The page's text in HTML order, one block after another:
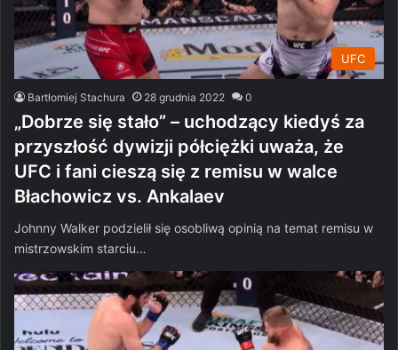
UFC
Bartłomiej Stachura 28 grudnia 2022 0
„Dobrze się stało” – uchodzący kiedyś za
przyszłość dywizji półciężki uważa, że
UFC i fani cieszą się z remisu w walce
Błachowicz vs. Ankalaev
Johnny Walker podzielił się osobliwą opinią na temat remisu w
mistrzowskim starciu…